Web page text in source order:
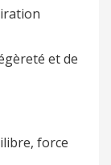
et de
force